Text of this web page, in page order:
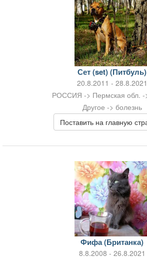
Сет (set) (Питбуль)
20.8.2011 - 28.8.2021
РОССИЯ -> Пермская обл. -
Другое -> болезнь
Поставить на главную
Фифа (Британка)
8.8.2008 - 26.8.2021